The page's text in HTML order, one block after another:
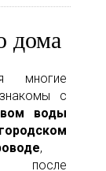
дома
многие
с
воды
,
после